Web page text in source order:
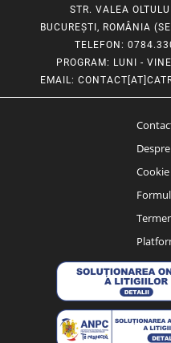
STR. VALEA
BUCUREȘTI, ROMÂNIA
TELEFON :
PROGRAM: LUNI -
EMAIL: